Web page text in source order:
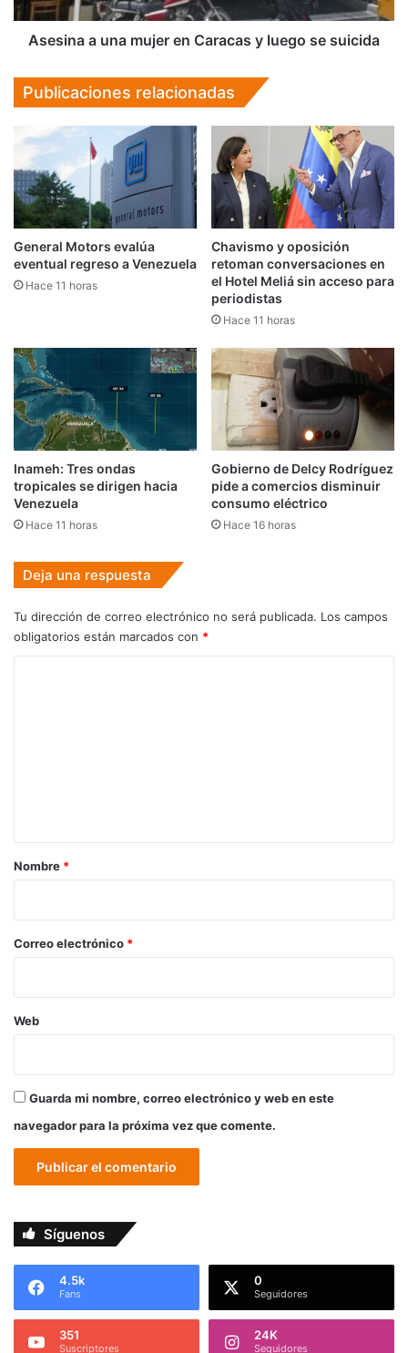
se
suicida
Asesina a una mujer en Caracas y luego se suicida
Publicaciones relacionadas
General Motors evalúa
eventual regreso a Venezuela
Hace 11 horas
Chavismo y oposición
retoman conversaciones en
el Hotel Meliá sin acceso para
periodistas
Hace 11 horas
Inameh: Tres ondas
tropicales se dirigen hacia
Venezuela
Hace 11 horas
Gobierno de Delcy Rodríguez
pide a comercios disminuir
consumo eléctrico
Hace 16 horas
Deja una respuesta
Tu dirección de correo electrónico no será publicada. Los campos
obligatorios están marcados con *
r
*
Nombre *
Correo electrónico *
Web
Guarda mi nombre, correo electrónico y web en este
navegador para la próxima vez que comente.
Síguenos
4.5k
Fans
0
Seguidores
351
Suscriptores
24K
Seguidores